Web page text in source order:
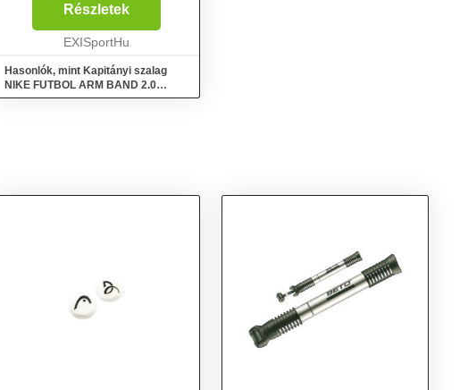
kapitányai számára. Rugalmas és
tartós anyagból készült, amely
biztosítja a kar s...
Részletek
EXISportHu
Hasonlók, mint Kapitányi szalag
NIKE FUTBOL ARM BAND 2.0
TOTAL CRIMSON BLACK